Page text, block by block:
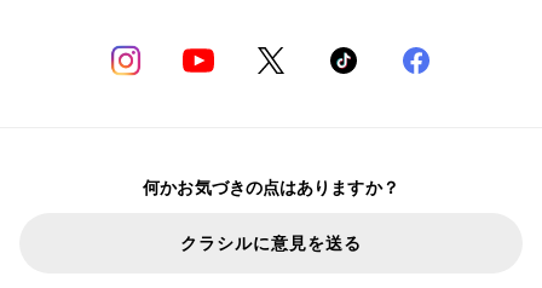
何かお気づきの点はありますか？
クラシルに意見を送る